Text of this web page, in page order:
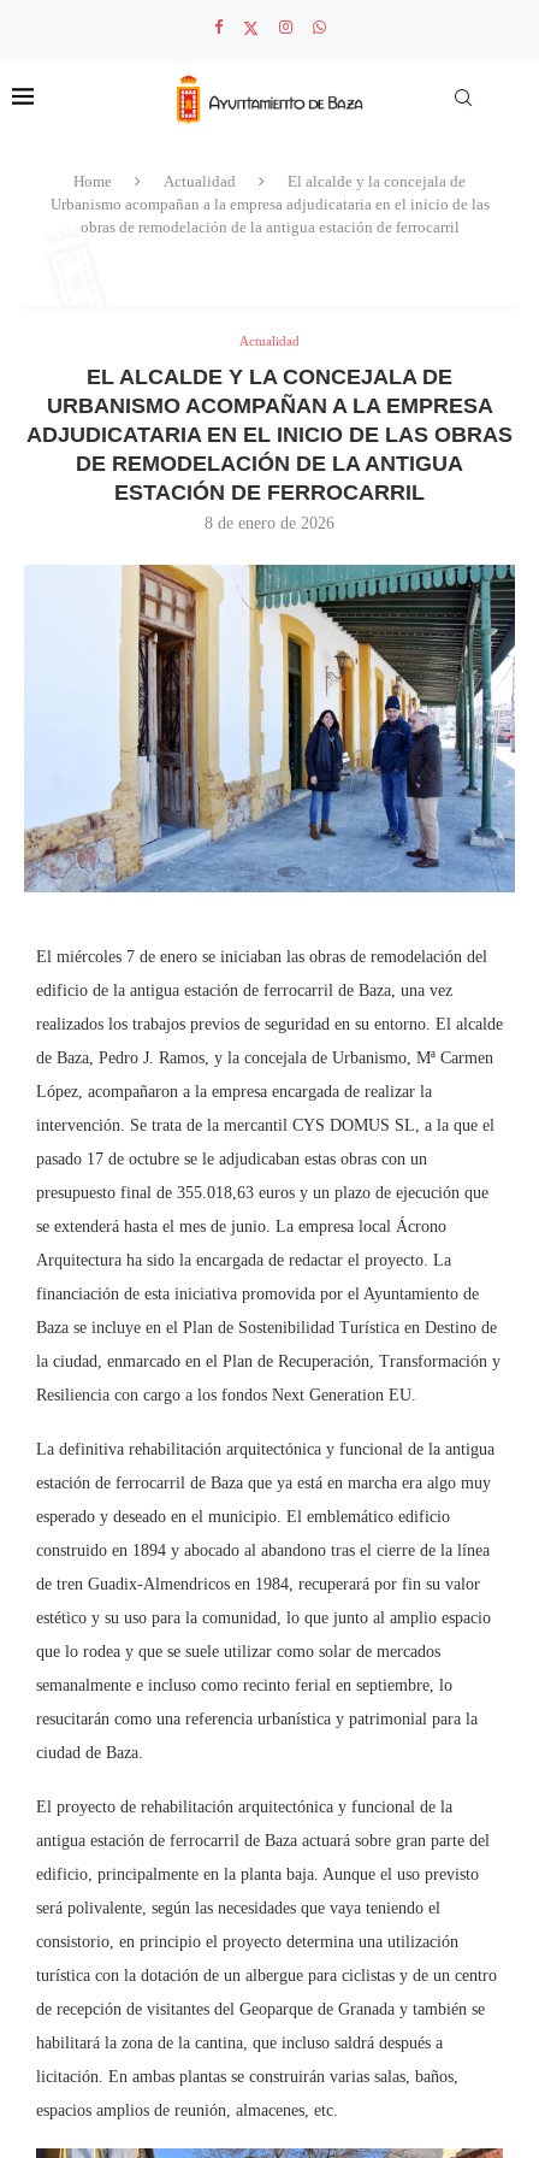
Home Actualidad
El alcalde y la concejala de
Urbanismo acompañan a la empresa adjudicataria en el inicio de las
obras de remodelación de la antigua estación de ferrocarril
Actualidad
EL ALCALDE Y LA CONCEJALA DE
URBANISMO ACOMPAÑAN A LA EMPRESA
ADJUDICATARIA EN EL INICIO DE LAS OBRAS
DE REMODELACIÓN DE LA ANTIGUA
ESTACIÓN DE FERROCARRIL
8 de enero de 2026
El miércoles 7 de enero se iniciaban las obras de remodelación del
edificio de la antigua estación de ferrocarril de Baza, una vez
realizados los trabajos previos de seguridad en su entorno. El alcalde
de Baza, Pedro J. Ramos, y la concejala de Urbanismo, Mª Carmen
López, acompañaron a la empresa encargada de realizar la
intervención. Se trata de la mercantil CYS DOMUS SL, a la que el
pasado 17 de octubre se le adjudicaban estas obras con un
presupuesto final de 355.018,63 euros y un plazo de ejecución que
se extenderá hasta el mes de junio. La empresa local Ácrono
Arquitectura ha sido la encargada de redactar el proyecto. La
financiación de esta iniciativa promovida por el Ayuntamiento de
Baza se incluye en el Plan de Sostenibilidad Turística en Destino de
la ciudad, enmarcado en el Plan de Recuperación, Transformación y
Resiliencia con cargo a los fondos Next Generation EU.
La definitiva rehabilitación arquitectónica y funcional de la antigua
estación de ferrocarril de Baza que ya está en marcha era algo muy
esperado y deseado en el municipio. El emblemático edificio
construido en 1894 y abocado al abandono tras el cierre de la línea
de tren Guadix-Almendricos en 1984, recuperará por fin su valor
estético y su uso para la comunidad, lo que junto al amplio espacio
que lo rodea y que se suele utilizar como solar de mercados
semanalmente e incluso como recinto ferial en septiembre, lo
resucitarán como una referencia urbanística y patrimonial para la
ciudad de Baza.
El proyecto de rehabilitación arquitectónica y funcional de la
antigua estación de ferrocarril de Baza actuará sobre gran parte del
edificio, principalmente en la planta baja. Aunque el uso previsto
será polivalente, según las necesidades que vaya teniendo el
consistorio, en principio el proyecto determina una utilización
turística con la dotación de un albergue para ciclistas y de un centro
de recepción de visitantes del Geoparque de Granada y también se
habilitará la zona de la cantina, que incluso saldrá después a
licitación. En ambas plantas se construirán varias salas, baños,
espacios amplios de reunión, almacenes, etc.